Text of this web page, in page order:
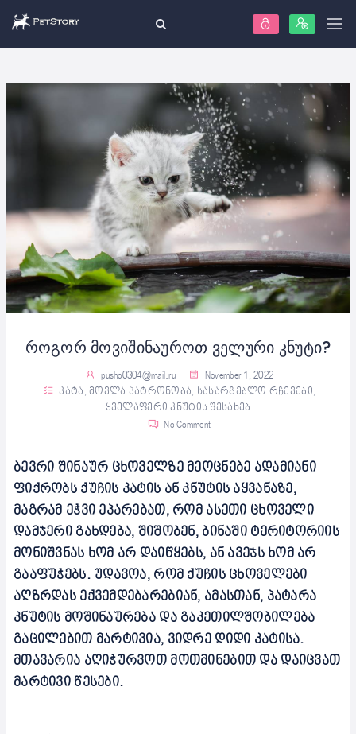
როგორ მოვიშინაუროთ ველური კნუტი?
pusho0304@mail.ru
November 1, 2022
კატა ,მოვლა პატრონობა, სასარგებლო რჩევები,
ყველაფერი კნუტის შესახებ
No Comment
ბევრი შინაურ ცხოველზე მეოცნებე ადამიანი
ფიქრობს ქუჩის კატის ან კნუტის აყვანაზე,
მაგრამ ეჭვი ეპარებათ, რომ ასეთი ცხოველი
დამჯერი გახდება, შიშობენ, ბინაში ტერიტორიის
მონიშვნას ხომ არ დაიწყებს, ან ავეჯს ხომ არ
გააფუჭებს. უდავოა, რომ ქუჩის ცხოველები
აღზრდას ექვემდებარებიან, ამასთან, პატარა
კნუტის მოშინაურება და გაკეთილშობილება
გაცილებით მარტივია, ვიდრე დიდი კატისა.
მთავარია აღიჭურვოთ მოთმინებით და დაიცვათ
მარტივი წესები.